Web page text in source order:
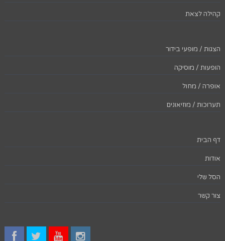
קהילה לצאת
הצגות / מופעי בידור
הופעות / מוסיקה
אופרה / מחול
תערוכות / מוזיאונים
דף הבית
אודות
הסל שלי
צור קשר